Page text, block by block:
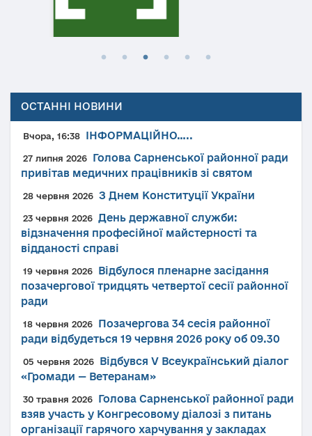
ОСТАННІ НОВИНИ
Вчора, 16:38 ІНФОРМАЦІЙНО…..
27 липня 2026
Голова Сарненської районної ради
привітав медичних працівників зі святом
28 червня 2026 З Днем Конституції України
23 червня 2026 День державної служби:
відзначення професійної майстерності та
відданості справі
19 червня 2026
Відбулося пленарне засідання
позачергової тридцять четвертої сесії районної
ради
18 червня 2026
Позачергова 34 сесія районної
ради відбудеться 19 червня 2026 року об 09.30
05 червня 2026
Відбувся V Всеукраїнський діалог
«Громади — Ветеранам»
30 травня 2026
Голова Сарненської районної ради
взяв участь у Конгресовому діалозі з питань
організації гарячого харчування у закладах